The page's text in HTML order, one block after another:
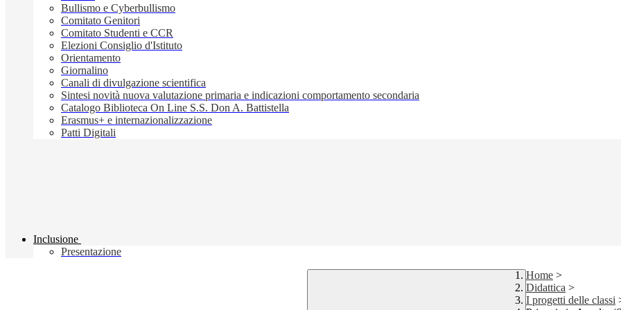
Bullismo e Cyberbullismo
Comitato Genitori
Comitato Studenti e CCR
Elezioni Consiglio d'Istituto
Orientamento
Giornalino
Canali di divulgazione scientifica
Sintesi novità nuova valutazione primaria e indicazioni comportamento secondaria
Catalogo Biblioteca On Line S.S. Don A. Battistella
Erasmus+ e internazionalizzazione
Patti Digitali
Inclusione
Presentazione
Home >
Didattica >
I progetti delle classi